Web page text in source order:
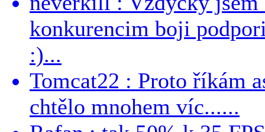
konkurencim boji
:)...
Tomcat22 : Proto říkám
chtělo mnohem víc......